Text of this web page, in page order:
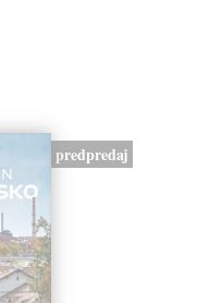
predpredaj